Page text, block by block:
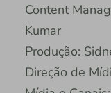
Content
Kumar
Produção:
Direção de